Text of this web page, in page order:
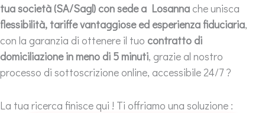
tua società (SA/Sagl) con sede a Losanna che unisca
flessibilità, tariffe vantaggiose ed esperienza fiduciaria,
con la garanzia di ottenere il tuo contratto di
domiciliazione in meno di 5 minuti, grazie al nostro
processo di sottoscrizione online, accessibile 24/7 ?
La tua ricerca finisce qui ! Ti offriamo una soluzione :